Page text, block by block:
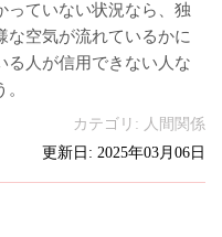
っていない状況なら、独
な空気が流れているかに
る人が信用できない人な
カテゴリ: 人間関係
更新日: 2025年03月06日